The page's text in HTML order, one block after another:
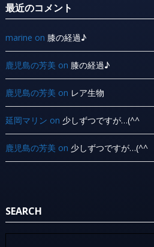
最近のコメント
marine on 膝の経過♪
鹿児島の芳美 on 膝の経過♪
鹿児島の芳美 on レア生物
延岡マリン on 少しずつですが…(^^ ゞ
鹿児島の芳美 on 少しずつですが…(^^ ゞ
SEARCH